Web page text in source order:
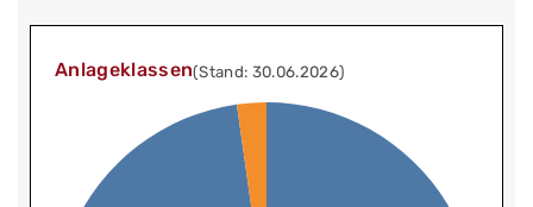
Anlageklassen(Stand: 30.06.2026)